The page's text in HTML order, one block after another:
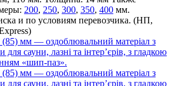
200, 250, 300, 350, 400 мм.
и по условиям перевозчика. (НП,